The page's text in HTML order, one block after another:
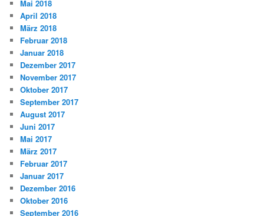
Mai 2018
April 2018
März 2018
Februar 2018
Januar 2018
Dezember 2017
November 2017
Oktober 2017
September 2017
August 2017
Juni 2017
Mai 2017
März 2017
Februar 2017
Januar 2017
Dezember 2016
Oktober 2016
September 2016